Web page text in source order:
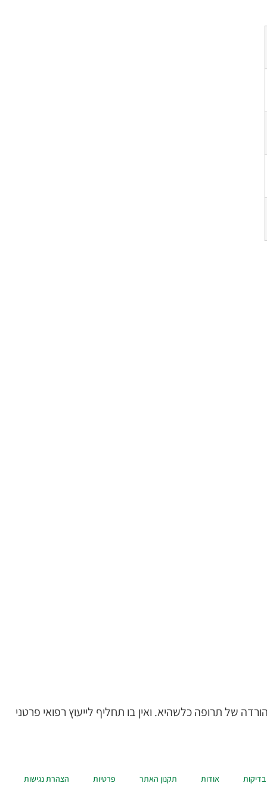
של תרופה כלשהיא. ואין בו תחליף לייעוץ רפואי פרטני
בדיקות אודות תקנון האתר פרטיות הצהרת נגישות